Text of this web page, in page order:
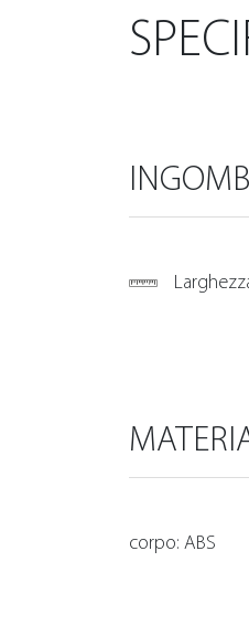
corpo: ABS